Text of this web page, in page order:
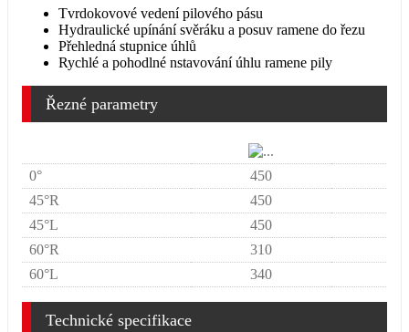
Tvrdokovové vedení pilového pásu
Hydraulické upínání svěráku a posuv ramene do řezu
Přehledná stupnice úhlů
Rychlé a pohodlné nstavování úhlu ramene pily
Řezné parametry
0°
450
45°R
450
45°L
450
60°R
310
60°L
340
Technické specifikace